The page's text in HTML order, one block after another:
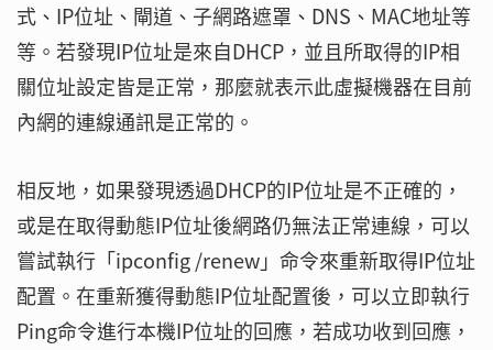
式、IP位址、閘道、子網路遮罩、DNS、MAC地址等
等。若發現IP位址是來自DHCP，並且所取得的IP相
關位址設定皆是正常，那麼就表示此虛擬機器在目前
內網的連線通訊是正常的。
相反地，如果發現透過DHCP的IP位址是不正確的，
或是在取得動態IP位址後網路仍無法正常連線，可以
嘗試執行「ipconfig /renew」命令來重新取得IP位址
配置。在重新獲得動態IP位址配置後，可以立即執行
Ping命令進行本機IP位址的回應，若成功收到回應，